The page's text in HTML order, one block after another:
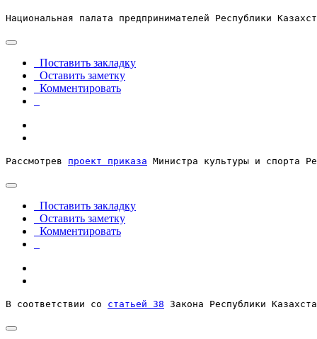
Национальная палата предпринимателей Республики
Поставить закладку
Оставить заметку
Комментировать
Рассмотрев проект приказа Министра культуры и спорта
Поставить закладку
Оставить заметку
Комментировать
В соответствии со статьей 38 Закона Республики